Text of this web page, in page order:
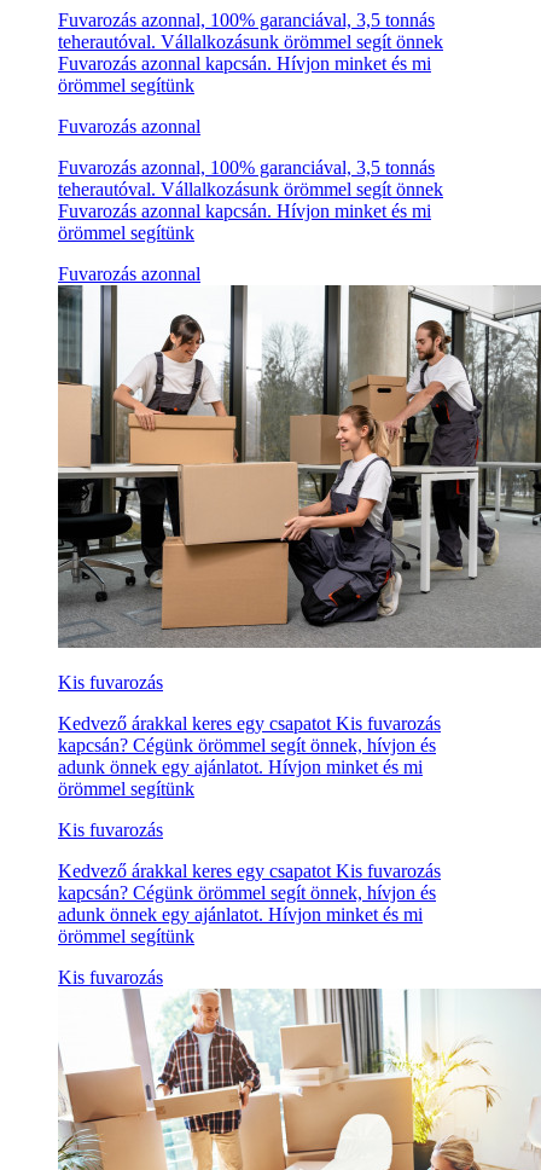
Fuvarozás azonnal, 100% garanciával, 3,5 tonnás
teherautóval. Vállalkozásunk örömmel segít önnek
Fuvarozás azonnal kapcsán. Hívjon minket és mi
örömmel segítünk
Fuvarozás azonnal
Fuvarozás azonnal, 100% garanciával, 3,5 tonnás
teherautóval. Vállalkozásunk örömmel segít önnek
Fuvarozás azonnal kapcsán. Hívjon minket és mi
örömmel segítünk
Fuvarozás azonnal
Kis fuvarozás
Kedvező árakkal keres egy csapatot Kis fuvarozás
kapcsán? Cégünk örömmel segít önnek, hívjon és
adunk önnek egy ajánlatot. Hívjon minket és mi
örömmel segítünk
Kis fuvarozás
Kedvező árakkal keres egy csapatot Kis fuvarozás
kapcsán? Cégünk örömmel segít önnek, hívjon és
adunk önnek egy ajánlatot. Hívjon minket és mi
örömmel segítünk
Kis fuvarozás